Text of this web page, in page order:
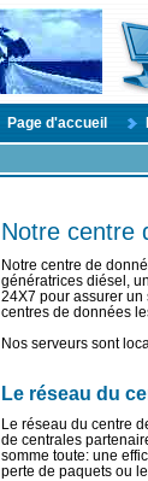
Page d'accueil
Notre centre
Notre centre de
génératrices diésel,
24X7 pour assurer un
centres de données
Nos serveurs sont
Le réseau du
Le réseau du centre
de centrales
somme toute: une
perte de paquets ou